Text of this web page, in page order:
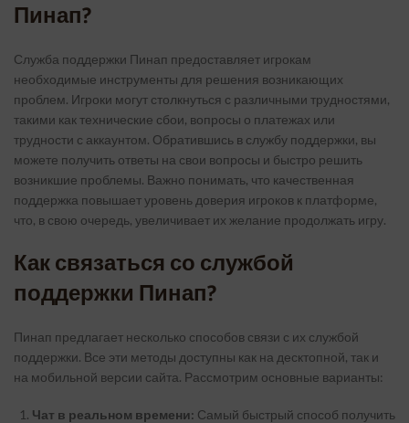
Пинап?
Служба поддержки Пинап предоставляет игрокам
необходимые инструменты для решения возникающих
проблем. Игроки могут столкнуться с различными трудностями,
такими как технические сбои, вопросы о платежах или
трудности с аккаунтом. Обратившись в службу поддержки, вы
можете получить ответы на свои вопросы и быстро решить
возникшие проблемы. Важно понимать, что качественная
поддержка повышает уровень доверия игроков к платформе,
что, в свою очередь, увеличивает их желание продолжать игру.
Как связаться со службой
поддержки Пинап?
Пинап предлагает несколько способов связи с их службой
поддержки. Все эти методы доступны как на десктопной, так и
на мобильной версии сайта. Рассмотрим основные варианты:
Чат в реальном времени: Самый быстрый способ получить